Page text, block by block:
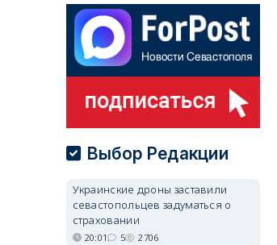
Выбор Редакции
Украинские дроны заставили
севастопольцев задуматься о
страховании
20:01 5 2706